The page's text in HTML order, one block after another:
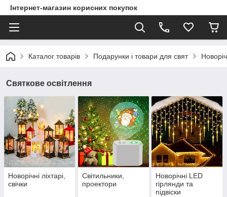
Інтернет-магазин корисних покупок
Каталог товарів Подарунки і товари для свят
Святкове освітлення
Новорічні ліхтарі,
свічки
Світильники,
проектори
Новорічні LED
гірлянди та
підвіски